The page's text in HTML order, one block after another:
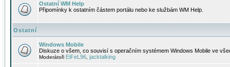
Ostatní WM Help
Připomínky k ostatním částem portálu nebo ke službám WM Help.
Ostatní
Windows Mobile
Diskuze o všem, co souvisí s operačním systémem Windows Mobile ve
Moderátoři EiFeL96 jacktalking